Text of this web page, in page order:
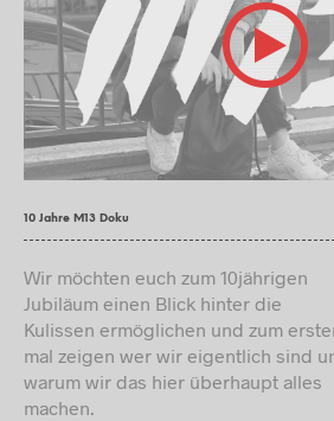
10 Jahre M13 Doku
Wir möchten euch zum 10jährigen
Jubiläum einen Blick hinter die
Kulissen ermöglichen und zum
mal zeigen wer wir eigentlich sind
warum wir das hier überhaupt alles
machen.